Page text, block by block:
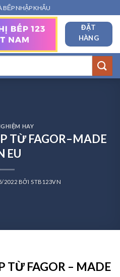
BẾP NHẬP KHẨU
ĐẶT
HÀNG
HAY
TỪ FAGOR–MADE
EU
2022 BỞI STB123VN
TỪ FAGOR – MADE